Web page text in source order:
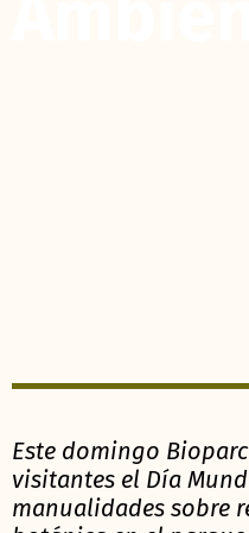
Este domingo
visitantes el Día
manualidades sobre